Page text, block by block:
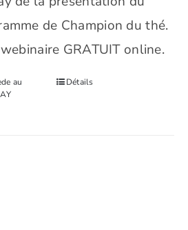
de Champion du thé.
GRATUIT online.
au
Détails